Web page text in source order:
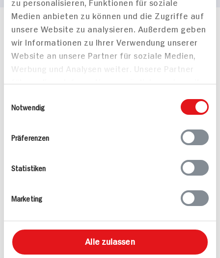
Medien anbieten zu können und die Zugriffe auf
unsere Website zu analysieren. Außerdem geben
wir Informationen zu Ihrer Verwendung unserer
Website an unsere Partner für soziale Medien,
Werbung und Analysen weiter. Unsere Partner
führen diese Informationen möglicherweise mit
bereitgestellt haben oder die sie im Rahmen
Notwendig
Präferenzen
Statistiken
Marketing
Alle zulassen
Häufig gestellte Fragen
Mehr Informationen in unserem FAQ
kontakt
hit.de
Wir beantworten gerne Ihre Fragen
Folgen Sie uns auf TikTok
Marktfinder